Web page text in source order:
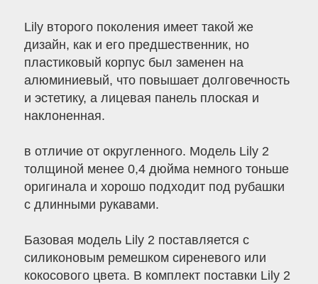
Lily второго поколения имеет такой же
дизайн, как и его предшественник, но
пластиковый корпус был заменен на
алюминиевый, что повышает долговечность
и эстетику, а лицевая панель плоская и
наклоненная.
в отличие от округленного. Модель Lily 2
толщиной менее 0,4 дюйма немного тоньше
оригинала и хорошо подходит под рубашки
с длинными рукавами.
Базовая модель Lily 2 поставляется с
силиконовым ремешком сиреневого или
кокосового цвета. В комплект поставки Lily 2